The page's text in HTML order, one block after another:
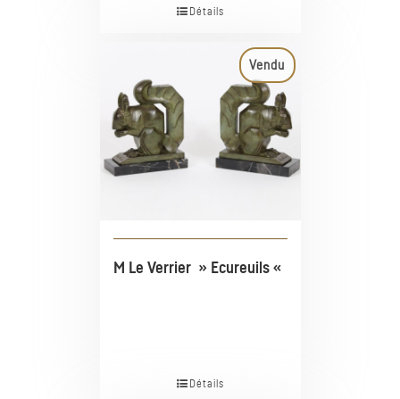
Détails
Vendu
M Le Verrier » Ecureuils «
Détails